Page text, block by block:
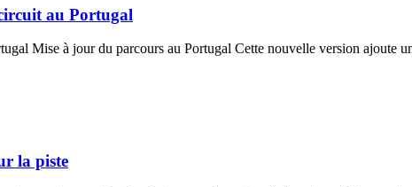
au Portugal
Mise à jour du parcours au Portugal Cette nouvelle version ajoute
la piste